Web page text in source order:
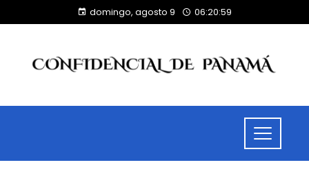
domingo, agosto 9 06:20:59